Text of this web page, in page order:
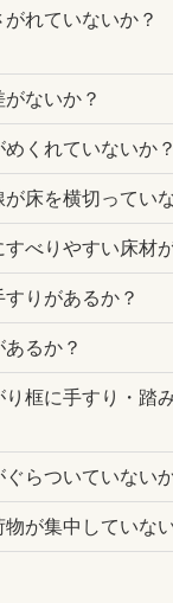
れていないか？
ないか？
くれていないか？
床を横切ってい
べりやすい床材
りがあるか？
るか？
框に手すり・踏
らついていない
が集中していな